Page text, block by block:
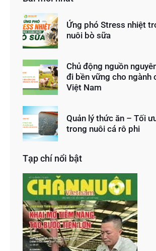
Ứng phó Stress nhiệt
nuôi bò sữa
Chủ động nguồn
đi bền vững cho ngành
Việt Nam
Quản lý thức ăn – Tối
trong nuôi cá rô phi
Tạp chí nổi bật